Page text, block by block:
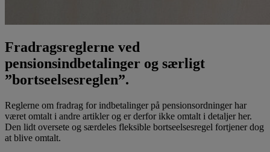
Fradragsreglerne ved
pensionsindbetalinger og særligt
”bortseelsesreglen”.
Reglerne om fradrag for indbetalinger på pensionsordninger har
været omtalt i andre artikler og er derfor ikke omtalt i detaljer her.
Den lidt oversete og særdeles fleksible bortseelsesregel fortjener dog
at blive omtalt.